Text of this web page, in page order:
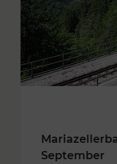
September